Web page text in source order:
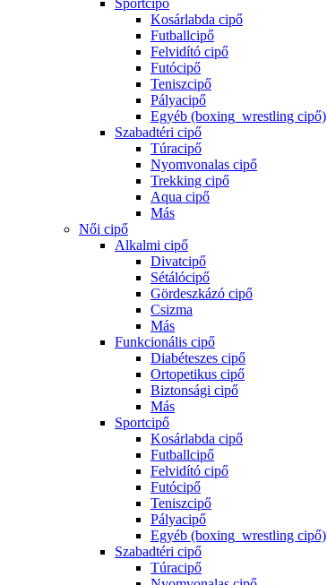
Sportcipő
Kosárlabda cipő
Futballcipő
Felvidító cipő
Futócipő
Teniszcipő
Pályacipő
Egyéb (boxing_wrestling cipő)
Szabadtéri cipő
Túracipő
Nyomvonalas cipő
Trekking cipő
Aqua cipő
Más
Női cipő
Alkalmi cipő
Divatcipő
Sétálócipő
Gördeszkázó cipő
Csizma
Más
Funkcionális cipő
Diabéteszes cipő
Ortopetikus cipő
Biztonsági cipő
Más
Sportcipő
Kosárlabda cipő
Futballcipő
Felvidító cipő
Futócipő
Teniszcipő
Pályacipő
Egyéb (boxing_wrestling cipő)
Szabadtéri cipő
Túracipő